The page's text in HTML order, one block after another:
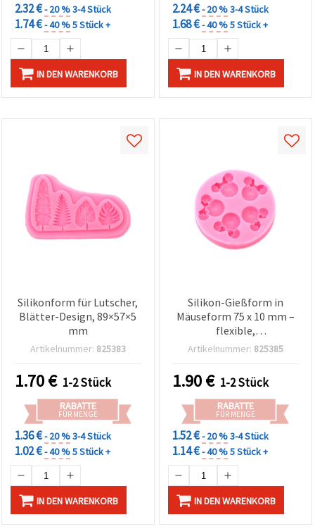
2.32 €- 20 %3-4 Stück
1.74 €- 40 %5 Stück +
IN DEN WARENKORB
2.24 €- 20 %3-4 Stück
1.68 €- 40 %5 Stück +
IN DEN WARENKORB
Silikonform für Lutscher,
Blätter-Design, 89×57×5
mm
Artikelnummer: 825383
1.70€ 1-2 Stück
RABATTE
FÜR MENGE
1.36 €- 20 %3-4 Stück
1.02 €- 40 %5 Stück +
IN DEN WARENKORB
Silikon-Gießform in
Mäuseform 75 x 10 mm –
flexible,
wiederverwendbare Form
Polymer Clay, Seife,
Kerzenwachs, DIY-Basteln
& Schmuckherstellung
Artikelnummer: 825385
1.90€ 1-2 Stück
RABATTE
FÜR MENGE
1.52 €- 20 %3-4 Stück
1.14 €- 40 %5 Stück +
IN DEN WARENKORB